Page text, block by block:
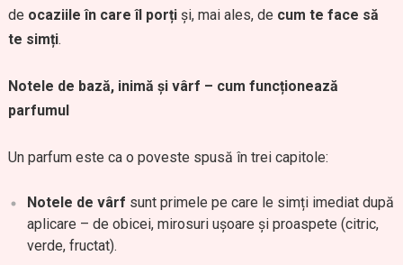
de ocaziile în care îl porțiși, mai ales, de cum te face să
te simți.
Notele de bază, inimă și vârf – cum funcționează
parfumul
Un parfum este ca o poveste spusă în trei capitole:
Notele de vârf sunt primele pe care le simți imediat după
aplicare – de obicei, mirosuri ușoare și proaspete (citric,
verde, fructat).